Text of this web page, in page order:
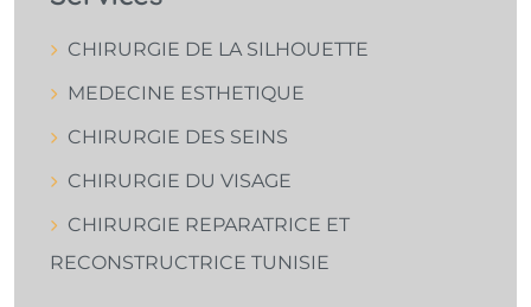
CHIRURGIE DE LA SILHOUETTE
MEDECINE ESTHETIQUE
CHIRURGIE DES SEINS
CHIRURGIE DU VISAGE
CHIRURGIE REPARATRICE ET
RECONSTRUCTRICE TUNISIE